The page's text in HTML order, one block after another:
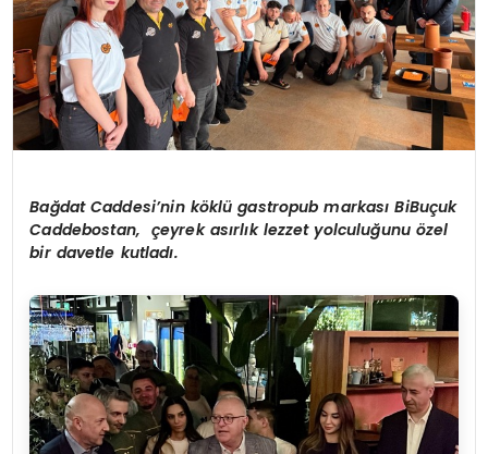
Bağdat Caddesi’nin köklü gastropub markası BiBuçuk
Caddebostan, çeyrek asırlık lezzet yolculuğunu özel
bir davetle kutladı.